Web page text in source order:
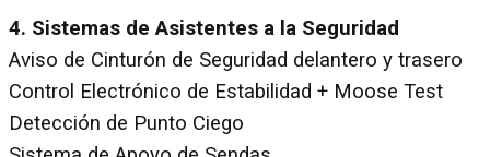
4. Sistemas de Asistentes a la Seguridad
Aviso de Cinturón de Seguridad delantero y trasero
Control Electrónico de Estabilidad + Moose Test
Detección de Punto Ciego